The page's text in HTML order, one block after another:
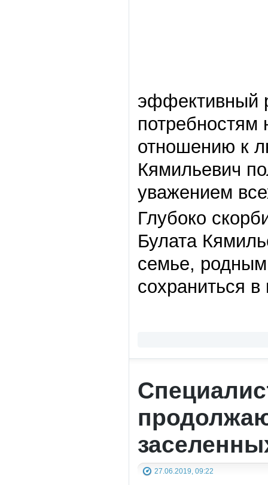
эффективный
потребностям
отношению к
Кямильевич
уважением
Глубоко
Булата
семье,
сохраниться
27.06.2019, 09:22